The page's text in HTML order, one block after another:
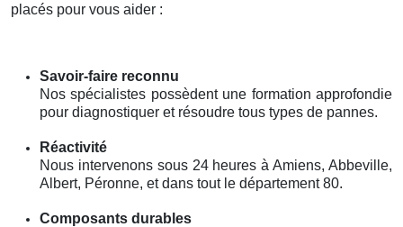
placés pour vous aider :
Savoir-faire reconnu
Nos spécialistes possèdent une formation approfondie
pour diagnostiquer et résoudre tous types de pannes.
Réactivité
Nous intervenons sous 24 heures à Amiens, Abbeville,
Albert, Péronne, et dans tout le département 80.
Composants durables